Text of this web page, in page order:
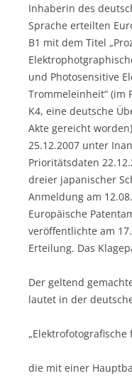
Inhaberin des
Sprache erteilten
B1 mit dem Titel
und Photosensitive
Trommeleinheit“ (im
K4, eine deutsche
Akte gereicht
25.12.2007 unter
Prioritätsdaten
dreier japanischer
Anmeldung am
Europäische
veröffentlichte am
Erteilung. Das
Der geltend
lautet in der
die mit einer